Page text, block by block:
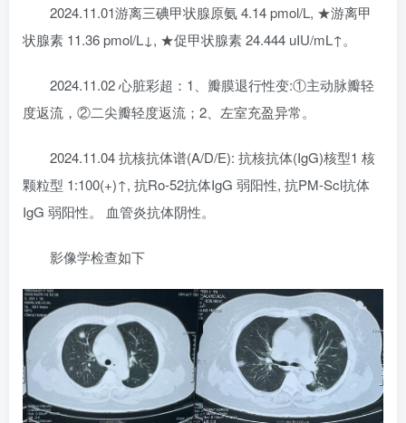
2024.11.01游离三碘甲状腺原氨 4.14 pmol/L, ★游离甲
状腺素 11.36 pmol/L↓, ★促甲状腺素 24.444 uIU/mL↑。
2024.11.02 心脏彩超：1、瓣膜退行性变:①主动脉瓣轻
度返流，②二尖瓣轻度返流；2、左室充盈异常。
2024.11.04 抗核抗体谱(A/D/E): 抗核抗体(IgG)核型1 核
颗粒型 1:100(+)↑, 抗Ro-52抗体IgG 弱阳性, 抗PM-Scl抗体
IgG 弱阳性。 血管炎抗体阴性。
影像学检查如下